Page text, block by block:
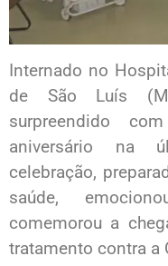
Internado no
de São Luís
surpreendido
aniversário na
celebração,
saúde,
comemorou a
tratamento contra a